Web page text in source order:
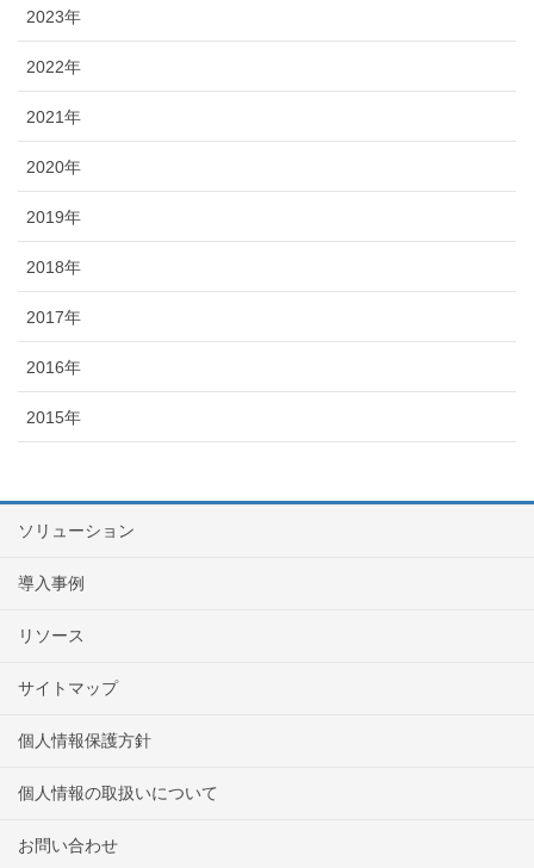
2023年
2022年
2021年
2020年
2019年
2018年
2017年
2016年
2015年
ソリューション
導入事例
リソース
サイトマップ
個人情報保護方針
個人情報の取扱いについて
お問い合わせ